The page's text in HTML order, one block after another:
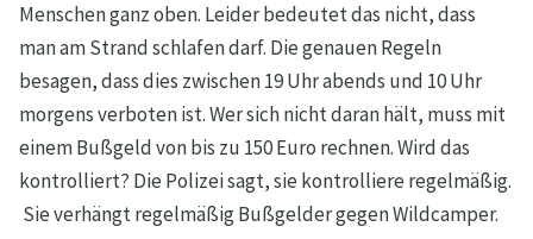
Menschen ganz oben. Leider bedeutet das nicht, dass
man am Strand schlafen darf. Die genauen Regeln
besagen, dass dies zwischen 19 Uhr abends und 10 Uhr
morgens verboten ist. Wer sich nicht daran hält, muss mit
einem Bußgeld von bis zu 150 Euro rechnen. Wird das
kontrolliert? Die Polizei sagt, sie kontrolliere regelmäßig.
Sie verhängt regelmäßig Bußgelder gegen Wildcamper.